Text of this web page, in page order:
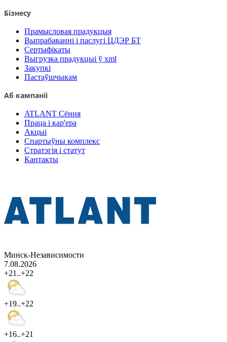
Бізнесу
Прамысловая прадукцыя
Выпрабаванні і паслугі ЦДЭР БТ
Сертыфікаты
Выгрузка прадукцыі ў xml
Закупкі
Пастаўшчыкам
Аб кампаніі
ATLANT Сёння
Праца і кар'ера
Акцыі
Спартыўны комплекс
Стратэгія і статут
Кантакты
Минск-Независимости
7.08.2026
+21..+22
+19..+22
+16..+21